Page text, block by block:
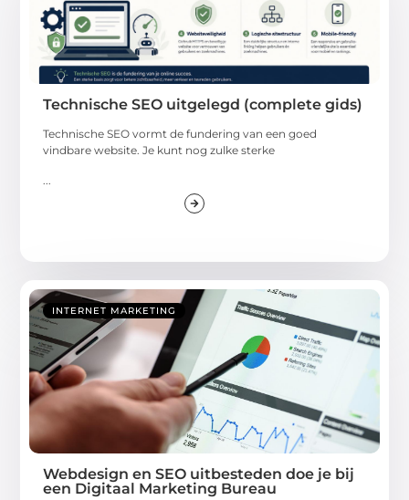
Technische SEO uitgelegd (complete gids)
Technische SEO vormt de fundering van een goed
vindbare website. Je kunt nog zulke sterke
INTERNET MARKETING
Webdesign en SEO uitbesteden doe je bij
een Digitaal Marketing Bureau